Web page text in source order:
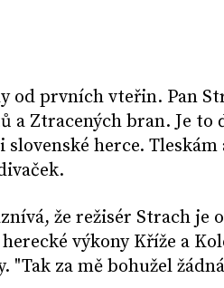
od prvních vteřin. Pan
a Ztracených bran. Je to
slovenské herce.
že režisér Strach je
výkony Kříže a
"Tak za mě bohužel